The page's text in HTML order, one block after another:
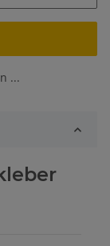
...